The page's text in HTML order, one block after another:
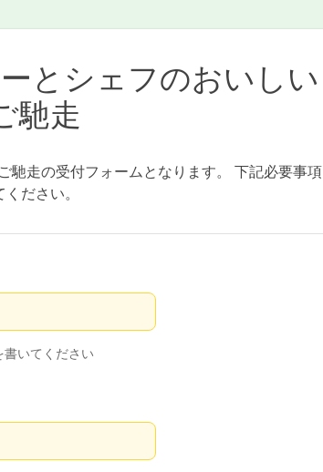
とシェフのおいしい
馳走
馳走の受付フォームとなります。 下記必要事項
ださい。
いてください